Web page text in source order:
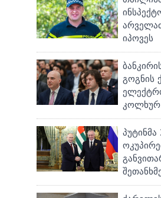
იპოვეს
გოგნის
კოლხურ